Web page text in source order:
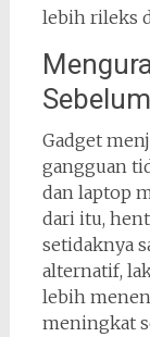
lebih rileks
Gadget
gangguan
dan laptop
dari itu,
setidaknya
alternatif,
lebih
meningkat